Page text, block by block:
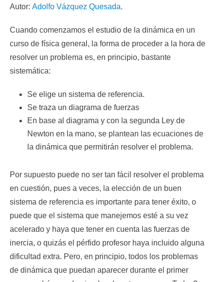
Autor: Adolfo Vázquez Quesada.
Cuando comenzamos el estudio de la dinámica en un
curso de física general, la forma de proceder a la hora de
resolver un problema es, en principio, bastante
sistemática:
Se elige un sistema de referencia.
Se traza un diagrama de fuerzas
En base al diagrama y con la segunda Ley de
Newton en la mano, se plantean las ecuaciones de
la dinámica que permitirán resolver el problema.
Por supuesto puede no ser tan fácil resolver el problema
en cuestión, pues a veces, la elección de un buen
sistema de referencia es importante para tener éxito, o
puede que el sistema que manejemos esté a su vez
acelerado y haya que tener en cuenta las fuerzas de
inercia, o quizás el pérfido profesor haya incluido alguna
dificultad extra. Pero, en principio, todos los problemas
de dinámica que puedan aparecer durante el primer